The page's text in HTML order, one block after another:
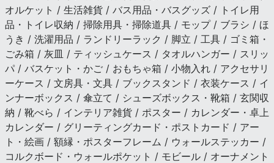
オルケット / 生活雑貨 / バス用品・バスグッズ / トイレ用
品・トイレ収納 / 掃除用具・掃除道具 / モップ / ブラシ / ほ
うき / 洗濯用品 / ランドリーラック / 脚立 / 工具 / ゴミ箱・
ごみ箱 / 灰皿 / ティッシュケース / タオルハンガー / スリッ
パ / バスケット・かご / おもちゃ箱 / 小物入れ / アクセサリ
ーケース / 文房具・文具 / ブックスタンド / 衣装ケース / イ
ンナーボックス / 傘立て / シューズボックス・靴箱 / 玄関収
納 / 靴べら / インテリア雑貨 / ポスター / カレンダー・卓上
カレンダー / グリーティングカード・ポストカード / アー
ト・絵画 / 額縁・ポスターフレーム / ウォールステッカー /
コルクボード・ウォールポケット / モビール / オーナメント